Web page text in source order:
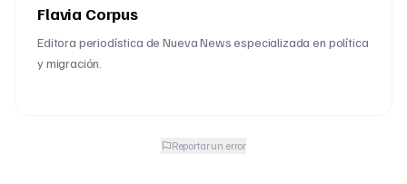
Flavia Corpus
Editora periodística de Nueva News especializada en política
y migración.
Reportar un error